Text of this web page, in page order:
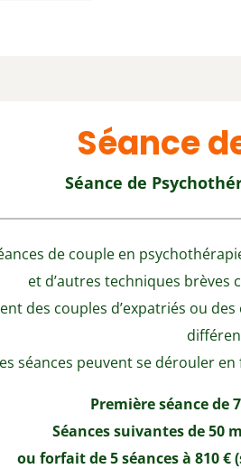
Séance
Séance de
de couple en
et d’autres techniques brèves
des couples d’expatriés ou
séances peuvent se dérouler
Première séance de
Séances suivantes de 50
ou forfait de 5 séances à 810